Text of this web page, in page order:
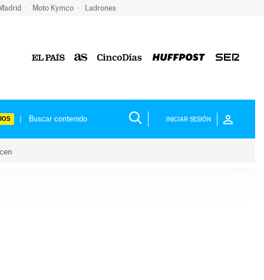
Moto Kymco Ladrones
INICIAR SESIÓN